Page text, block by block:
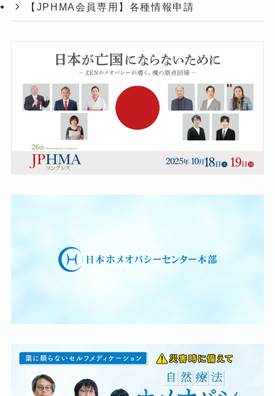
【JPHMA会員専用】各種情報申請